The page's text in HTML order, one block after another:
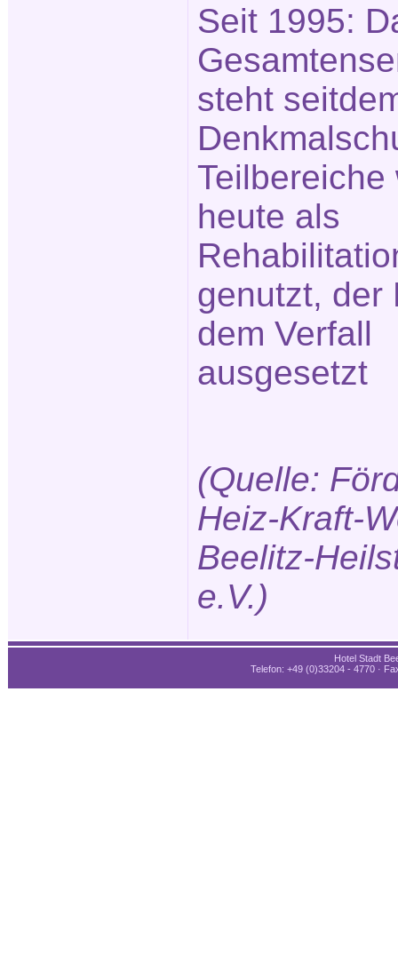
Seit 1995:
steht
Teilbereiche
heute als
genutzt, der
dem Verfall
ausgesetzt
(Quelle:
Heiz-Kraft-
Beelitz-
e.V.)
Hotel Stadt
Telefon: +49 (0)33204 - 4770 ·